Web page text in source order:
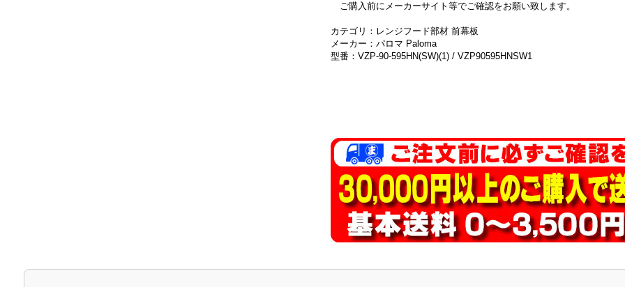
ご購入前にメーカーサイト等でご確認をお願い致します。
カテゴリ：レンジフード部材 前幕板
メーカー：パロマ Paloma
型番：VZP-90-595HN(SW)(1) / VZP90595HNSW1